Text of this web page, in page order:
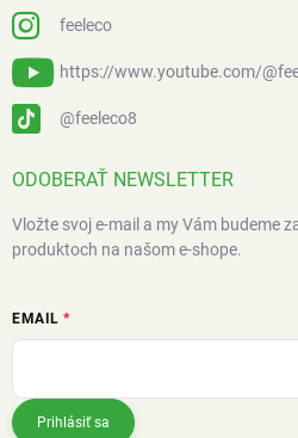
feeleco
https://www.youtube.com/
@feeleco8
ODOBERAŤ NEWSLETTER
Vložte svoj e-mail a my Vám budeme
produktoch na našom e-shope.
EMAIL
Prihlásiť sa